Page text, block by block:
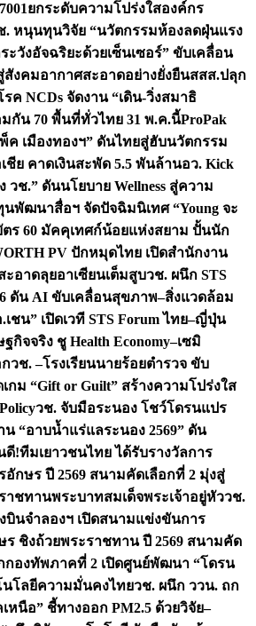
ยกระดับความโปร่งใสองค์กร
. หนุนทุนวิจัย “นวัตกรรมห้องลดฝุ่นแรง
ะวังอัจฉริยะด้วยเซ็นเซอร์” ขับเคลื่อน
สังคมอากาศสะอาดอย่างยั่งยืนสสส.ปลุก
ค NCDs จัดงาน “เดิน-วิ่งสมาธิ
กัน 70 พื้นที่ทั่วไทย 31 พ.ค.นี้ProPak
ค เมืองทองฯ” ดันไทยสู่ฮับนวัตกรรม
ชีย คาดเงินสะพัด 5.5 พันล้านอว. Kick
วช.” ดันนโยบาย Wellness สู่ความ
นพัฒนาสื่อฯ จัดปัจฉิมนิเทศ “Young จะ
ตร 60 มัคคุเทศก์น้อยแห่งสยาม ปั้นนัก
PV ปักหมุดไทย เปิดสำนักงาน
อาดลุยอาเซียนเต็มสูบวช. ผนึก STS
ดัน AI ขับเคลื่อนสุขภาพ–สิ่งแวดล้อม
.เชน” เปิดเวที STS Forum ไทย–ญี่ปุ่น
กิจจริง ชู Health Economy–เซมิ
วช. –โรงเรียนนายร้อยตำรวจ ขับ
กม “Gift or Guilt” สร้างความโปร่งใส
วช. จับมือระนอง โชว์โดรนแปร
“อาบน้ำแร่แลระนอง 2569” ดัน
ดี!ทีมเยาวชนไทย ได้รับรางวัลการ
กษร ปี 2569 สนามคัดเลือกที่ 2 มุ่งสู่
าชทานพระบาทสมเด็จพระเจ้าอยู่หัววช.
นจำลองฯ เปิดสนามแข่งขันการ
ชิงถ้วยพระราชทาน ปี 2569 สนามคัด
กองทัพภาคที่ 2 เปิดศูนย์พัฒนา “โดรน
นโลยีความมั่นคงไทยวช. ผนึก ววน. ถก
นือ” ชี้ทางออก PM2.5 ด้วยวิจัย–